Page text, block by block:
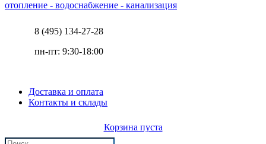
отопление - водоснабжение - канализация
8 (495) 134-27-28
пн-пт: 9:30-18:00
Доставка и оплата
Контакты и склады
Корзина пуста